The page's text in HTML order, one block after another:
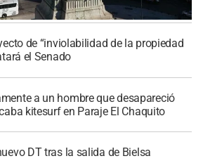
de “inviolabilidad de la propiedad
el Senado
a un hombre que desapareció
kitesurf en Paraje El Chaquito
DT tras la salida de Bielsa